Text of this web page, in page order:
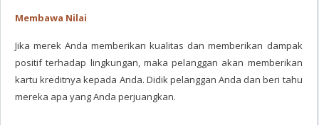
Membawa Nilai
Jika merek Anda memberikan kualitas dan memberikan dampak
positif terhadap lingkungan, maka pelanggan akan memberikan
kartu kreditnya kepada Anda. Didik pelanggan Anda dan beri tahu
mereka apa yang Anda perjuangkan.